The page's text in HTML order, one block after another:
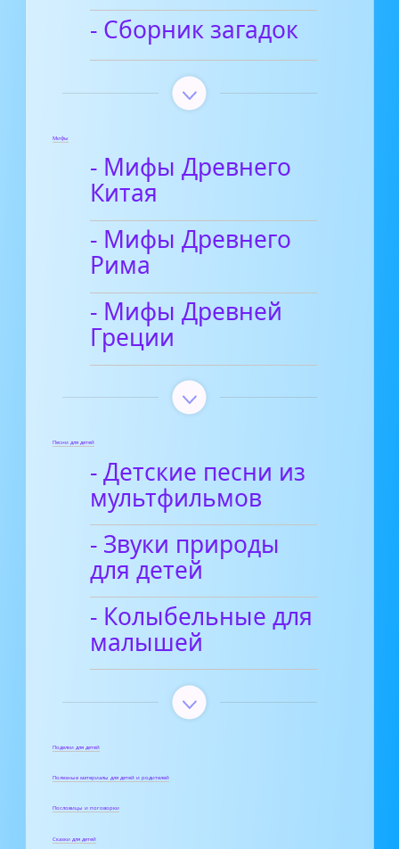
- Сборник загадок
Мифы
- Мифы Древнего
Китая
- Мифы Древнего
Рима
- Мифы Древней
Греции
Песни для детей
- Детские песни из
мультфильмов
- Звуки природы
для детей
- Колыбельные для
малышей
Поделки для детей
Полезные материалы для детей и родителей
Пословицы и поговорки
Сказки для детей